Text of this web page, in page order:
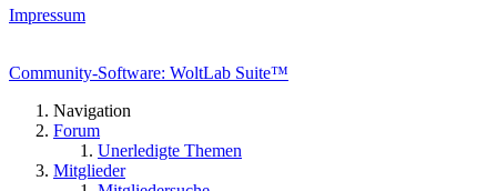
Impressum
Community-Software: WoltLab Suite™
Navigation
Forum
Unerledigte Themen
Mitglieder